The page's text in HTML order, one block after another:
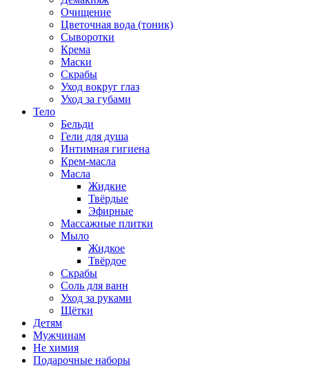
Очищение
Цветочная вода (тоник)
Сыворотки
Крема
Маски
Скрабы
Уход вокруг глаз
Уход за губами
Тело
Бельди
Гели для душа
Интимная гигиена
Крем-масла
Масла
Жидкие
Твёрдые
Эфирные
Массажные плитки
Мыло
Жидкое
Твёрдое
Скрабы
Соль для ванн
Уход за руками
Щётки
Детям
Мужчинам
Не химия
Подарочные наборы